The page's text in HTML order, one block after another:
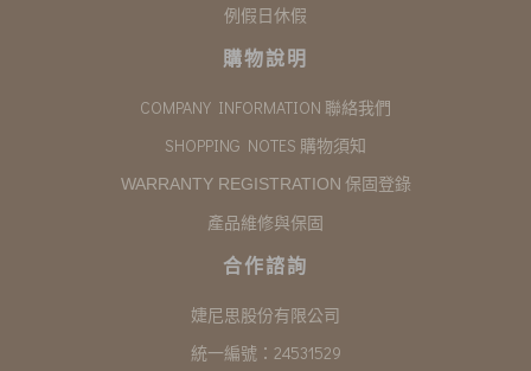
例假日休假
購物說明
COMPANY INFORMATION 聯絡我們
SHOPPING NOTES 購物須知
WARRANTY REGISTRATION 保固登錄
產品維修與保固
合作諮詢
婕尼思股份有限公司
統一編號：24531529